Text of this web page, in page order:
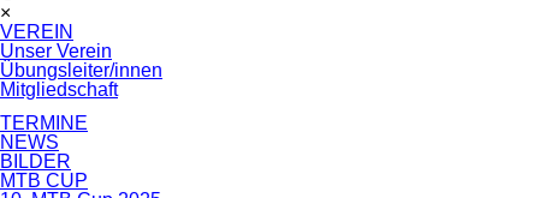
×
überspringen
VEREIN
Unser Verein
Übungsleiter/innen
Mitgliedschaft
TERMINE
NEWS
BILDER
MTB CUP